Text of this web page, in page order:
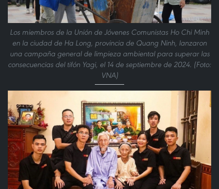
Los miembros de la Unión de Jóvenes Comunistas Ho Chi Minh
en la ciudad de Ha Long, provincia de Quang Ninh, lanzaron
una campaña general de limpieza ambiental para superar las
consecuencias del tifón Yagi, el 14 de septiembre de 2024. (Foto:
VNA)